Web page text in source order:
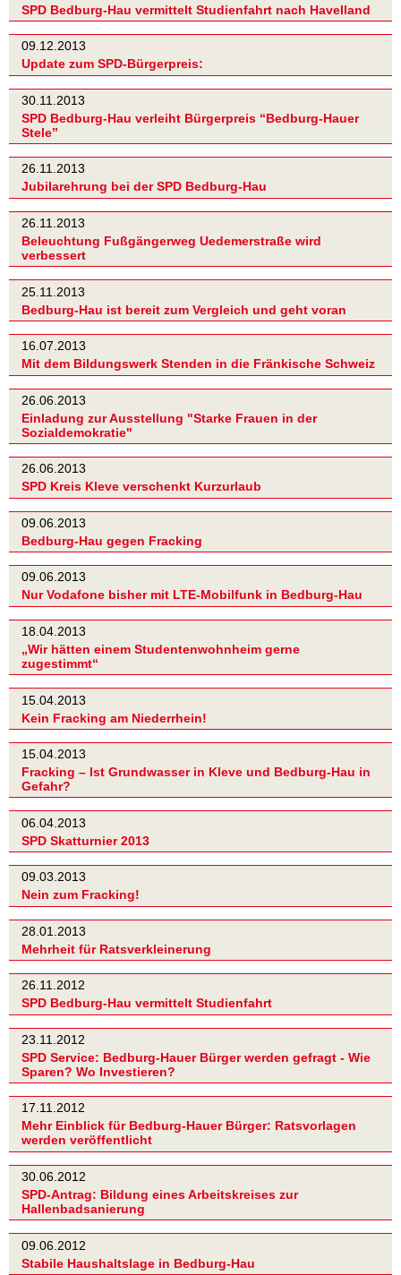
SPD Bedburg-Hau vermittelt Studienfahrt nach Havelland
09.12.2013
Update zum SPD-Bürgerpreis:
30.11.2013
SPD Bedburg-Hau verleiht Bürgerpreis “Bedburg-Hauer
Stele”
26.11.2013
Jubilarehrung bei der SPD Bedburg-Hau
26.11.2013
Beleuchtung Fußgängerweg Uedemerstraße wird
verbessert
25.11.2013
Bedburg-Hau ist bereit zum Vergleich und geht voran
16.07.2013
Mit dem Bildungswerk Stenden in die Fränkische Schweiz
26.06.2013
Einladung zur Ausstellung "Starke Frauen in der
Sozialdemokratie"
26.06.2013
SPD Kreis Kleve verschenkt Kurzurlaub
09.06.2013
Bedburg-Hau gegen Fracking
09.06.2013
Nur Vodafone bisher mit LTE-Mobilfunk in Bedburg-Hau
18.04.2013
„Wir hätten einem Studentenwohnheim gerne
zugestimmt“
15.04.2013
Kein Fracking am Niederrhein!
15.04.2013
Fracking – Ist Grundwasser in Kleve und Bedburg-Hau in
Gefahr?
06.04.2013
SPD Skatturnier 2013
09.03.2013
Nein zum Fracking!
28.01.2013
Mehrheit für Ratsverkleinerung
26.11.2012
SPD Bedburg-Hau vermittelt Studienfahrt
23.11.2012
SPD Service: Bedburg-Hauer Bürger werden gefragt - Wie
Sparen? Wo Investieren?
17.11.2012
Mehr Einblick für Bedburg-Hauer Bürger: Ratsvorlagen
werden veröffentlicht
30.06.2012
SPD-Antrag: Bildung eines Arbeitskreises zur
Hallenbadsanierung
09.06.2012
Stabile Haushaltslage in Bedburg-Hau